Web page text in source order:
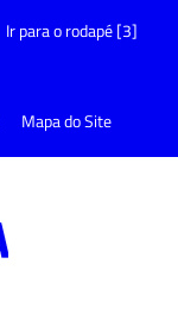
Ir para o rodapé [3]
Mapa do Site